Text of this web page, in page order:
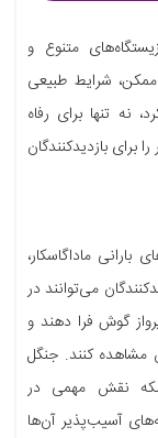
متنوع و
شرایط طبیعی
نه تنها برای رفاه
برای بازدیدکنندگان
ماداگاسکار،
می‌توانند در
گوش فرا دهند و
مشاهده کنند. جنگل
نقش مهمی در
آسیب‌پذیر آن‌ها